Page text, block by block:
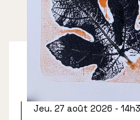
Jeu. 27 août 2026 -